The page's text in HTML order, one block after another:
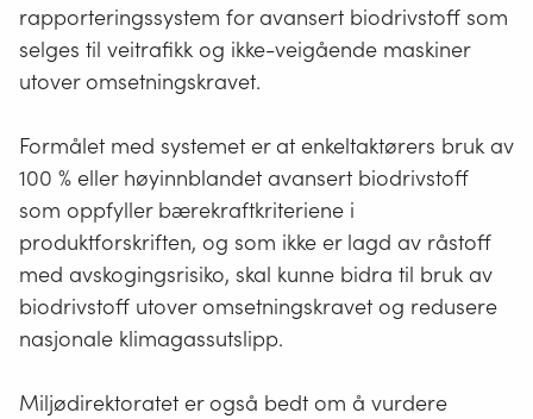
rapporteringssystem for avansert biodrivstoff som
selges til veitrafikk og ikke-veigående maskiner
utover omsetningskravet.
Formålet med systemet er at enkeltaktørers bruk av
100 % eller høyinnblandet avansert biodrivstoff
som oppfyller bærekraftkriteriene i
produktforskriften, og som ikke er lagd av råstoff
med avskogingsrisiko, skal kunne bidra til bruk av
biodrivstoff utover omsetningskravet og redusere
nasjonale klimagassutslipp.
Miljødirektoratet er også bedt om å vurdere